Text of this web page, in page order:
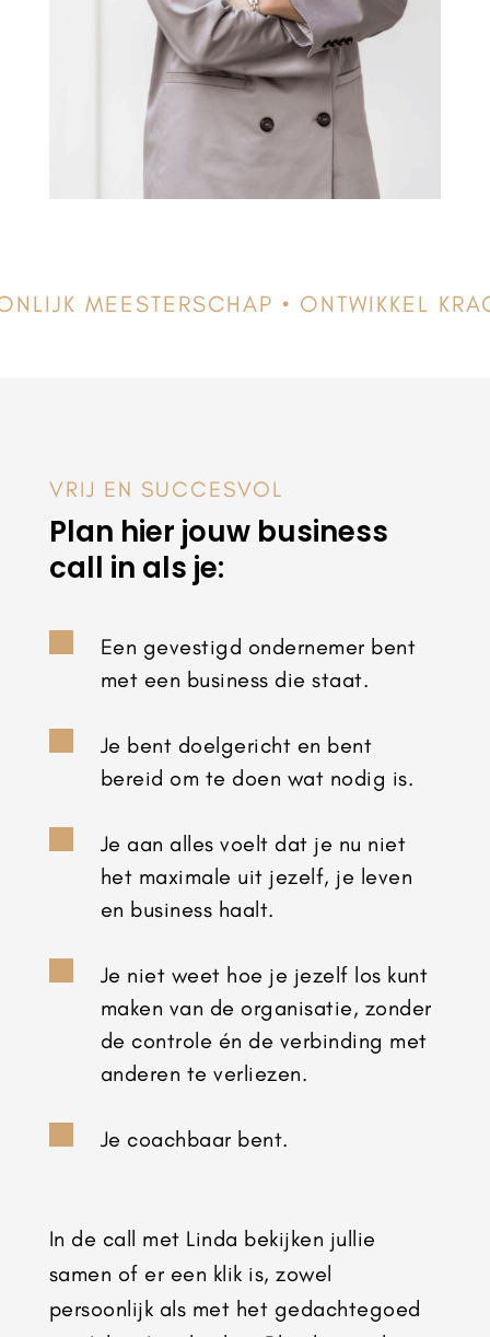
MEESTERSCHAP • ONTWIKKEL
VRIJ EN SUCCESVOL
Plan hier jouw business
call in als je:
Een gevestigd ondernemer bent
met een business die staat.
Je bent doelgericht en bent
bereid om te doen wat nodig is.
Je aan alles voelt dat je nu niet
het maximale uit jezelf, je leven
en business haalt.
Je niet weet hoe je jezelf los kunt
maken van de organisatie, zonder
de controle én de verbinding met
anderen te verliezen.
Je coachbaar bent.
In de call met Linda bekijken jullie
samen of er een klik is, zowel
persoonlijk als met het gedachtegoed